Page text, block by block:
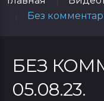
Без
БЕЗ
05.08.23.